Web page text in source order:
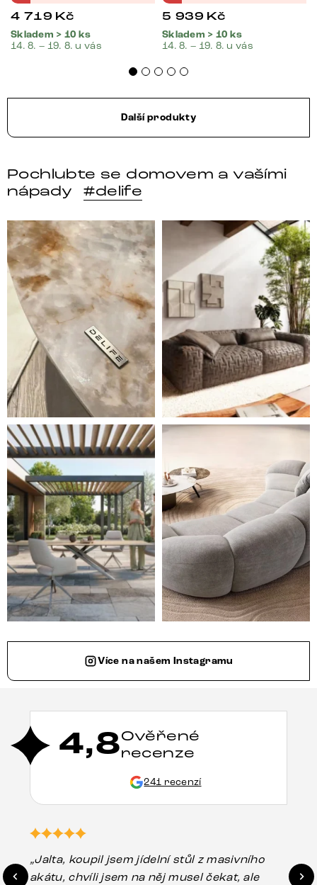
4 719 Kč
Skladem > 10 ks
14. 8. – 19. 8. u vás
5 939 Kč
Skladem > 10 ks
14. 8. – 19. 8. u vás
Další produkty
Pochlubte se domovem a vašími
nápady
#delife
DELIFE – Nábytek, který promění dům v domov. Domo
Místo, kam se budeš těšit
Styl, odolnost a společné chvíle pod širým nebem.
Ne každá pohovka je jen
Více na našem Instagramu
4,8Ověřené
recenze
241 recenzí
„Jalta, koupil jsem jídelní stůl z masivního
akátu, chvíli jsem na něj musel čekat, ale